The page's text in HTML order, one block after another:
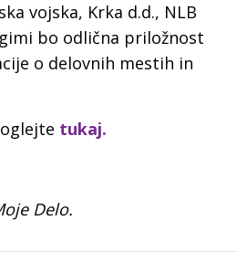
vojska, Krka d.d., NLB
bo odlična priložnost
o delovnih mestih in
tukaj.
Delo.